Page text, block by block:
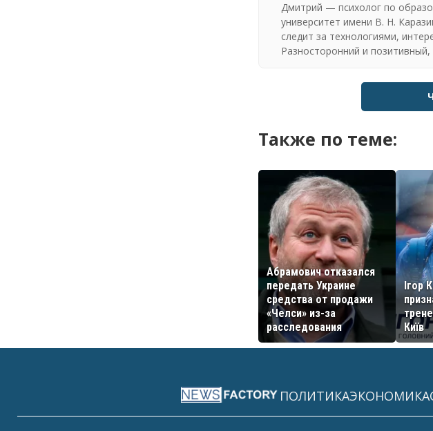
Дмитрий — психолог по
университет имени В. Н.
следит за технологиями,
Разносторонний и
Также по теме:
Абрамович отказался
передать Украине
средства от продажи
«Челси» из-за
расследования
Ігор
Київ
ПОЛИТИКАЭКОНОМИКА